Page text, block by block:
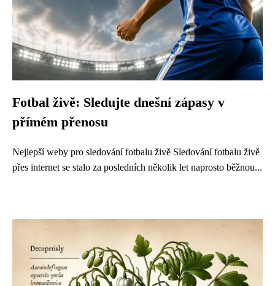
Fotbal živě: Sledujte dnešní zápasy v
přímém přenosu
Nejlepší weby pro sledování fotbalu živě Sledování fotbalu živě
přes internet se stalo za posledních několik let naprosto běžnou...